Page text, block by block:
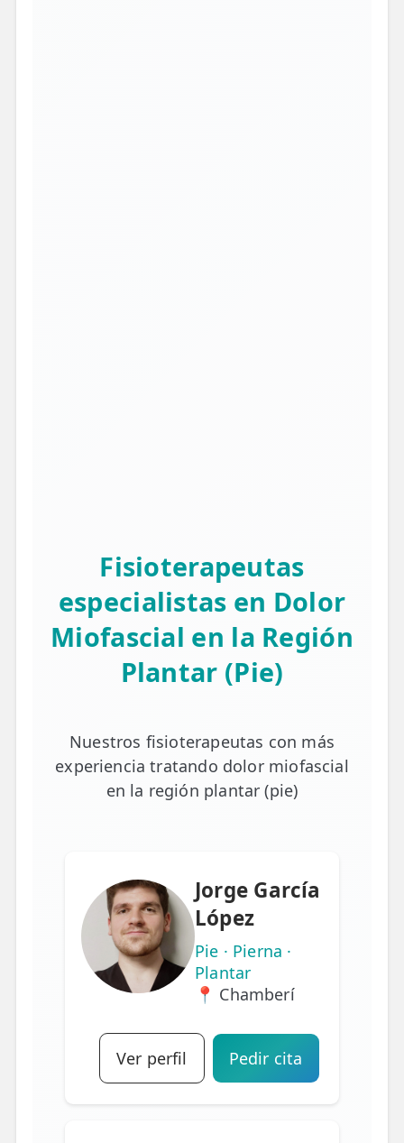
Fisioterapeutas
especialistas en Dolor
Miofascial en la Región
Plantar (Pie)
Nuestros fisioterapeutas con más
experiencia tratando dolor miofascial
en la región plantar (pie)
Jorge García
López
Pie · Pierna ·
Plantar
📍 Chamberí
Ver perfil Pedir cita